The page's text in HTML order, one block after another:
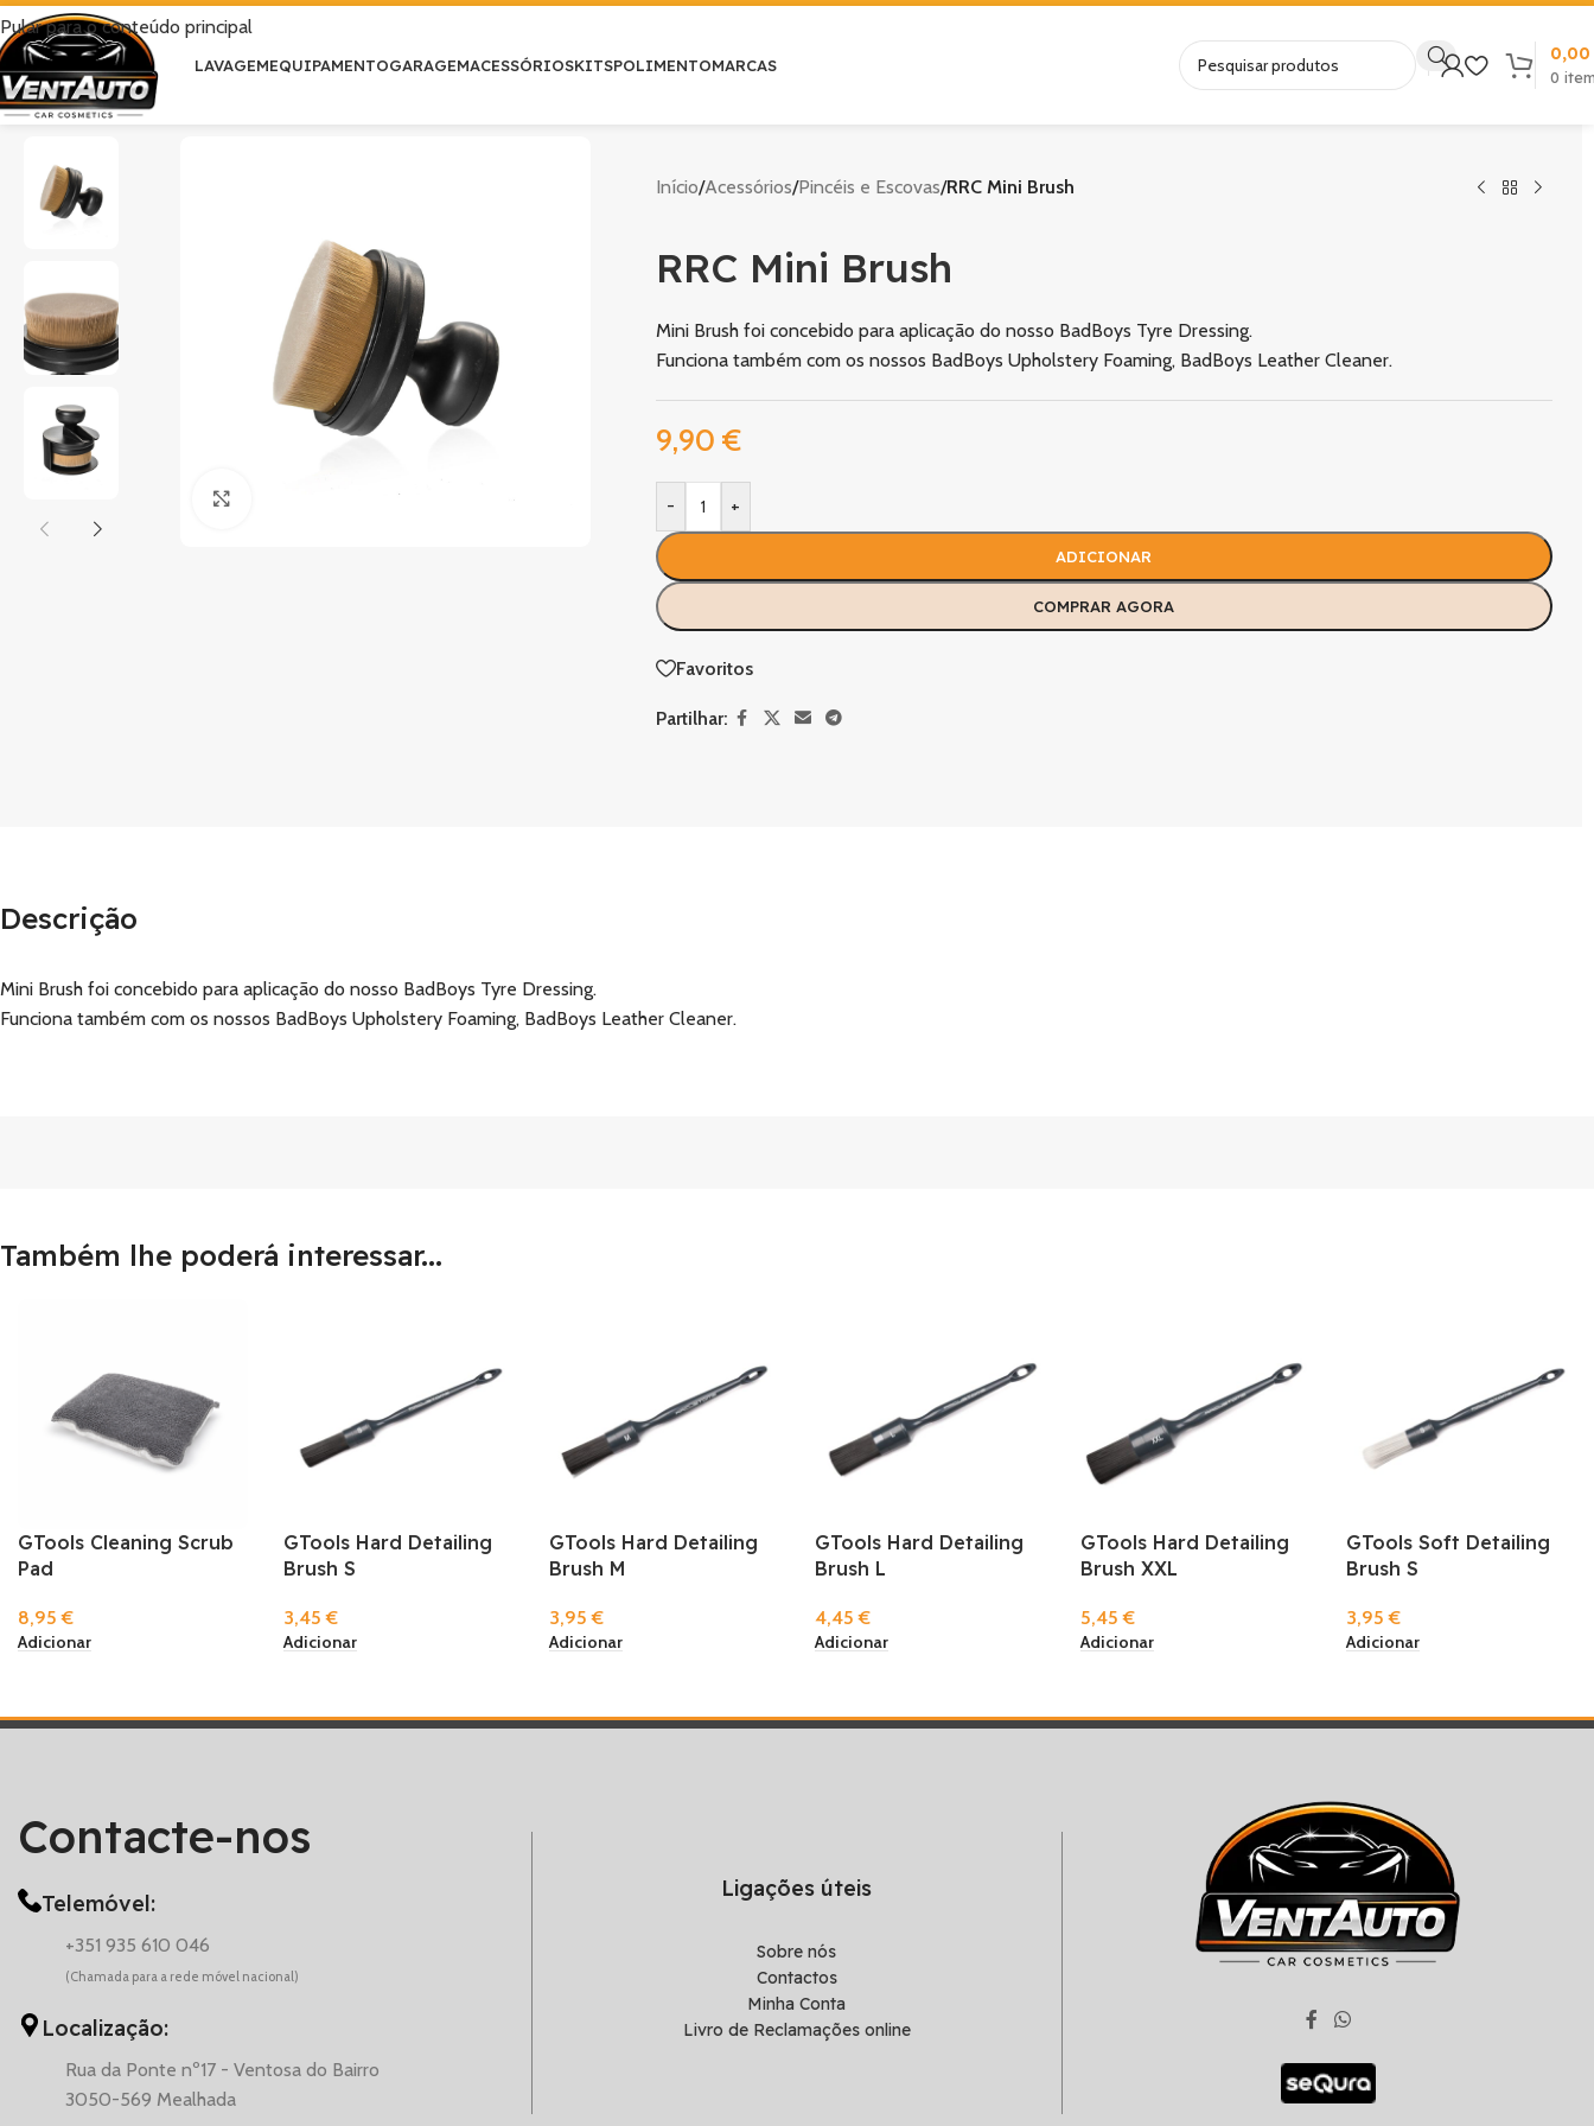
Pular para o conteúdo principal
LAVAGEMEQUIPAMENTOGARAGEMACESSÓRIOSKITSPOLIMENTOMARCAS
0
0,00
Clique para ampliar
Início/Acessórios/Pincéis e Escovas/RRC Mini Brush
RRC Mini Brush
Mini Brush foi concebido para aplicação do nosso BadBoys Tyre Dressing.
Funciona também com os nossos BadBoys Upholstery Foaming, BadBoys Leather Cleaner.
9,90 €
- +
ADICIONAR
COMPRAR AGORA
Favoritos
Partilhar:
Descrição
Mini Brush foi concebido para aplicação do nosso BadBoys Tyre Dressing.
Funciona também com os nossos BadBoys Upholstery Foaming, BadBoys Leather Cleaner.
Também lhe poderá interessar...
GTools Cleaning Scrub
Pad
8,95€
Adicionar
GTools Hard Detailing
Brush S
3,45€
Adicionar
GTools Hard Detailing
Brush M
3,95€
Adicionar
GTools Hard Detailing
Brush L
4,45€
Adicionar
GTools Hard Detailing
Brush XXL
5,45€
Adicionar
GTools Soft Detailing
Brush S
3,95€
Adicionar
Contacte-nos
Telemóvel:
+351 935 610 046
(Chamada para a rede móvel nacional)
Localização:
Rua da Ponte nº17 - Ventosa do Bairro
3050-569 Mealhada
Ligações úteis
Sobre nós
Contactos
Minha Conta
Livro de Reclamações online